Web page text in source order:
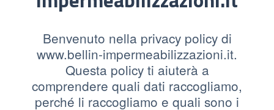
Benvenuto nella privacy policy di
www.bellin-impermeabilizzazioni.it.
Questa policy ti aiuterà a
comprendere quali dati raccogliamo,
perché li raccogliamo e quali sono i